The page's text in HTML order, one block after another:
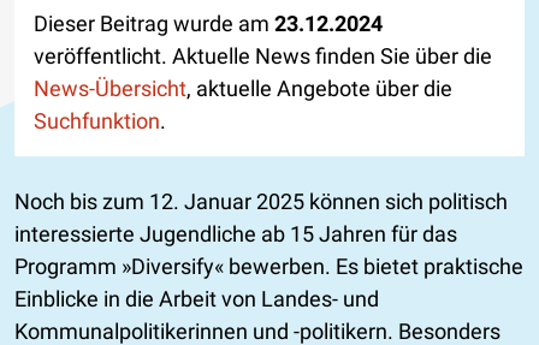
Dieser Beitrag wurde am 23.12.2024
veröffentlicht. Aktuelle News finden Sie über die
News-Übersicht, aktuelle Angebote über die
Suchfunktion.
Noch bis zum 12. Januar 2025 können sich politisch
interessierte Jugendliche ab 15 Jahren für das
Programm »Diversify« bewerben. Es bietet praktische
Einblicke in die Arbeit von Landes- und
Kommunalpolitikerinnen und -politikern. Besonders